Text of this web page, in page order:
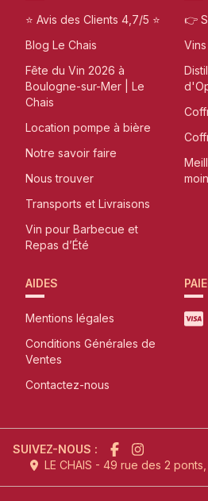
⭐ Avis des Clients 4,7/5 ⭐
Blog Le Chais
Fête du Vin 2026 à
Boulogne-sur-Mer | Le
Chais
Location pompe à bière
Notre savoir faire
Nous trouver
Transports et Livraisons
Vin pour Barbecue et
Repas d’Été
👉
AIDES
Mentions légales
Conditions Générales de
Ventes
Contactez-nous
SUIVEZ-NOUS :
LE CHAIS - 49 rue des 2